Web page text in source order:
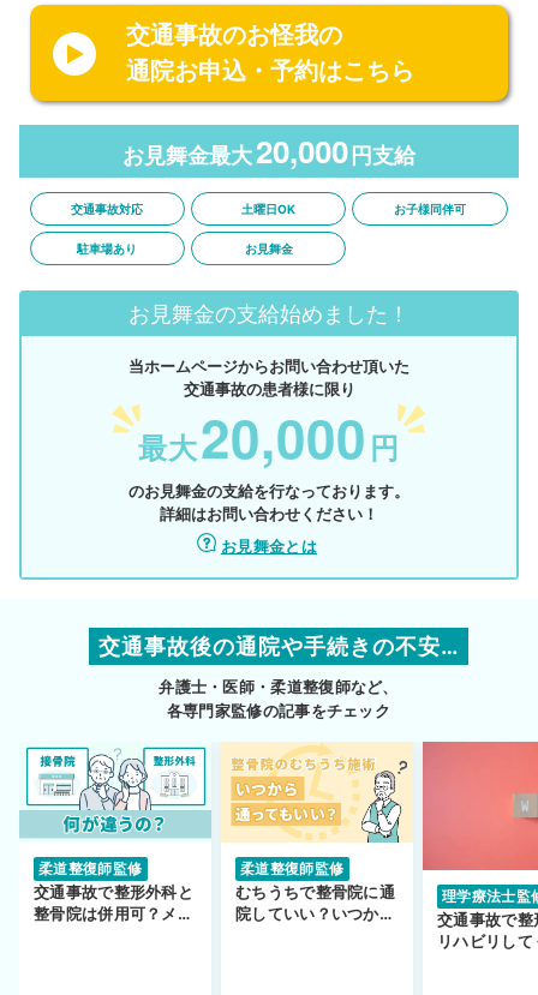
交通事故のお怪我の
通院お申込・予約はこちら
お見舞金最大20,000 円支給
交通事故対応 土曜日OK お子様同伴可
駐車場あり お見舞金
お見舞金の支給始めました！
当ホームページからお問い合わせ頂いた
交通事故の患者様に限り
最大20,000 円
のお見舞金の支給を行なっております。
詳細はお問い合わせください！
お見舞金とは
交通事故後の通院や手続きの不安…
弁護士・医師・柔道整復師など、
各専門家監修の記事をチェック
柔道整復師監修
交通事故で整形外科と
整骨院は併用可？メリ
柔道整復師監修
むちうちで整骨院に通
院していい？いつから
理学療法士監
交通事故で整
リハビリして